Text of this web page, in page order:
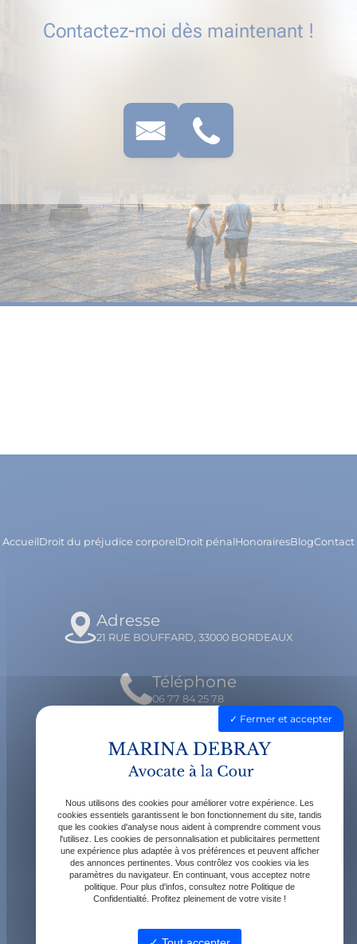
Contactez-moi dès maintenant !
AccueilDroit du préjudice corporelDroit pénalHonorairesBlogContact
Adresse
21 RUE BOUFFARD, 33000 BORDEAUX
Téléphone
06 77 84 25 78
Email
contact@avocatdebray.fr
Horaires
Lundi - Vendredi : 9h - 19h
Fermer et accepter
Nous utilisons des cookies pour améliorer votre expérience. Les
cookies essentiels garantissent le bon fonctionnement du site, tandis
que les cookies d'analyse nous aident à comprendre comment vous
l'utilisez. Les cookies de personnalisation et publicitaires permettent
une expérience plus adaptée à vos préférences et peuvent afficher
des annonces pertinentes. Vous contrôlez vos cookies via les
paramètres du navigateur. En continuant, vous acceptez notre
politique. Pour plus d'infos, consultez notre Politique de
Confidentialité. Profitez pleinement de votre visite !